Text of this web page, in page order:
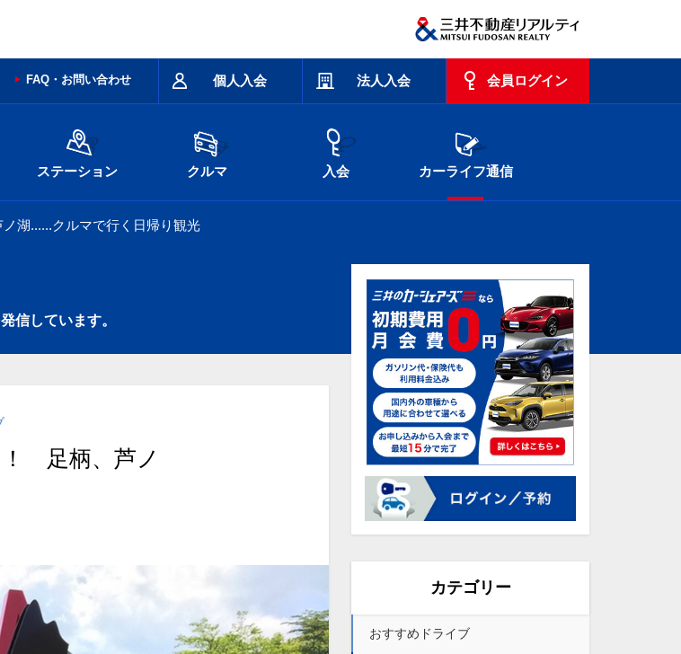
個人入会 法人入会 会員ログイン
FAQ・お問い合わせ
ステーション クルマ 入会 カーライフ通信
湖......クルマで行く日帰り観光
信しています。
足柄、芦ノ
カテゴリー
おすすめドライブ